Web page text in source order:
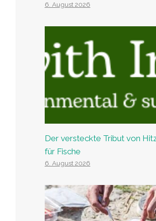
6. August 2026
Der versteckte Tribut von
für Fische
6. August 2026